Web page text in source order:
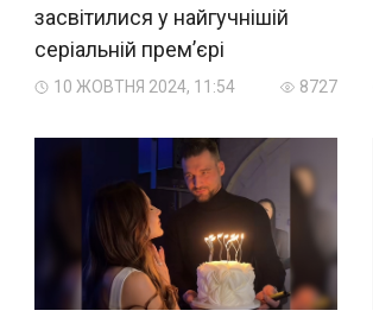
засвітилися у найгучнішій
серіальній премʼєрі
10 ЖОВТНЯ 2024, 11:54 8727